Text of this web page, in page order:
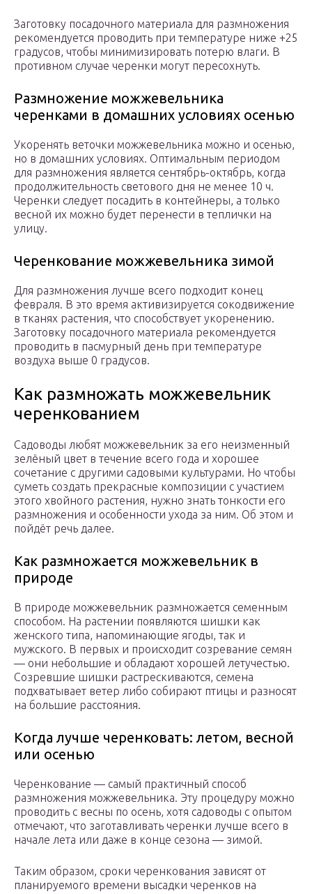
Заготовку посадочного материала для размножения
рекомендуется проводить при температуре ниже +25
градусов, чтобы минимизировать потерю влаги. В
противном случае черенки могут пересохнуть.
Размножение можжевельника
черенками в домашних условиях осенью
Укоренять веточки можжевельника можно и осенью,
но в домашних условиях. Оптимальным периодом
для размножения является сентябрь-октябрь, когда
продолжительность светового дня не менее 10 ч.
Черенки следует посадить в контейнеры, а только
весной их можно будет перенести в теплички на
улицу.
Черенкование можжевельника зимой
Для размножения лучше всего подходит конец
февраля. В это время активизируется сокодвижение
в тканях растения, что способствует укоренению.
Заготовку посадочного материала рекомендуется
проводить в пасмурный день при температуре
воздуха выше 0 градусов.
Как размножать можжевельник
черенкованием
Садоводы любят можжевельник за его неизменный
зелёный цвет в течение всего года и хорошее
сочетание с другими садовыми культурами. Но чтобы
суметь создать прекрасные композиции с участием
этого хвойного растения, нужно знать тонкости его
размножения и особенности ухода за ним. Об этом и
пойдёт речь далее.
Как размножается можжевельник в
природе
В природе можжевельник размножается семенным
способом. На растении появляются шишки как
женского типа, напоминающие ягоды, так и
мужского. В первых и происходит созревание семян
— они небольшие и обладают хорошей летучестью.
Созревшие шишки растрескиваются, семена
подхватывает ветер либо собирают птицы и разносят
на большие расстояния.
Когда лучше черенковать: летом, весной
или осенью
Черенкование — самый практичный способ
размножения можжевельника. Эту процедуру можно
проводить с весны по осень, хотя садоводы с опытом
отмечают, что заготавливать черенки лучше всего в
начале лета или даже в конце сезона — зимой.
Таким образом, сроки черенкования зависят от
планируемого времени высадки черенков на